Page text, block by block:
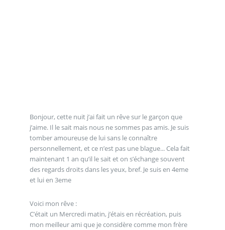
Bonjour, cette nuit j’ai fait un rêve sur le garçon que
j’aime. Il le sait mais nous ne sommes pas amis. Je suis
tomber amoureuse de lui sans le connaître
personnellement, et ce n’est pas une blague... Cela fait
maintenant 1 an qu’il le sait et on s’échange souvent
des regards droits dans les yeux, bref. Je suis en 4eme
et lui en 3eme
Voici mon rêve :
C’était un Mercredi matin, j’étais en récréation, puis
mon meilleur ami que je considère comme mon frère